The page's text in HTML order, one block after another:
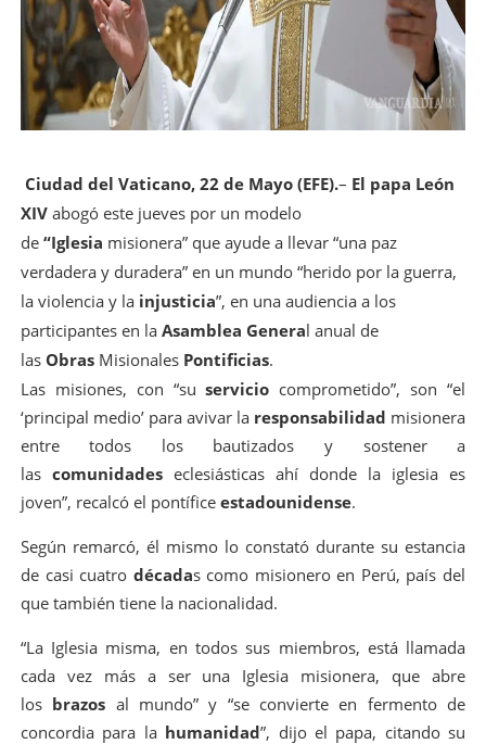
Ciudad del Vaticano, 22 de Mayo (EFE).– El papa León
XIV abogó este jueves por un modelo
de “Iglesia misionera” que ayude a llevar “una paz
verdadera y duradera” en un mundo “herido por la guerra,
la violencia y lainjusticia”, en una audiencia a los
participantes en laAsamblea General anual de
las Obras Misionales Pontificias.
Las misiones, con “su servicio comprometido”, son “el
‘principal medio’ para avivar la responsabilidad misionera
entre todos los bautizados y sostener a
lascomunidadeseclesiásticas ahí donde la iglesia es
joven”, recalcó el pontíficeestadounidense.
Según remarcó, él mismo lo constató durante su estancia
de casi cuatro décadas como misionero en Perú, país del
que también tiene la nacionalidad.
“La Iglesia misma, en todos sus miembros, está llamada
cada vez más a ser una Iglesia misionera, que abre
losbrazos al mundo” y “se convierte en fermento de
concordia para lahumanidad”, dijo el papa, citando su